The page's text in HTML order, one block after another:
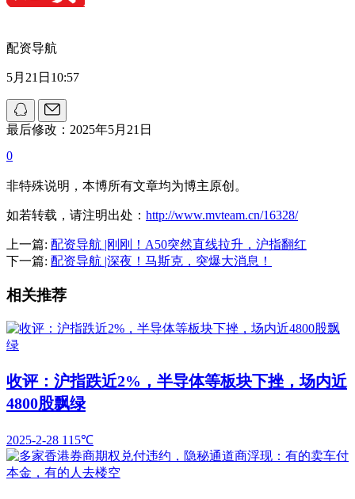
配资导航
5月21日10:57
最后修改：2025年5月21日
0
非特殊说明，本博所有文章均为博主原创。
如若转载，请注明出处： http://www.mvteam.cn/16328/
上一篇: 配资导航 |刚刚！A50突然直线拉升，沪指翻红
下一篇: 配资导航 |深夜！马斯克，突爆大消息！
相关推荐
收评：沪指跌近2%，半导体等板块下挫，场内近
4800股飘绿
2025-2-28 115℃